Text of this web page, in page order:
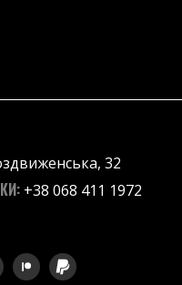
32
+38 068 411 1972